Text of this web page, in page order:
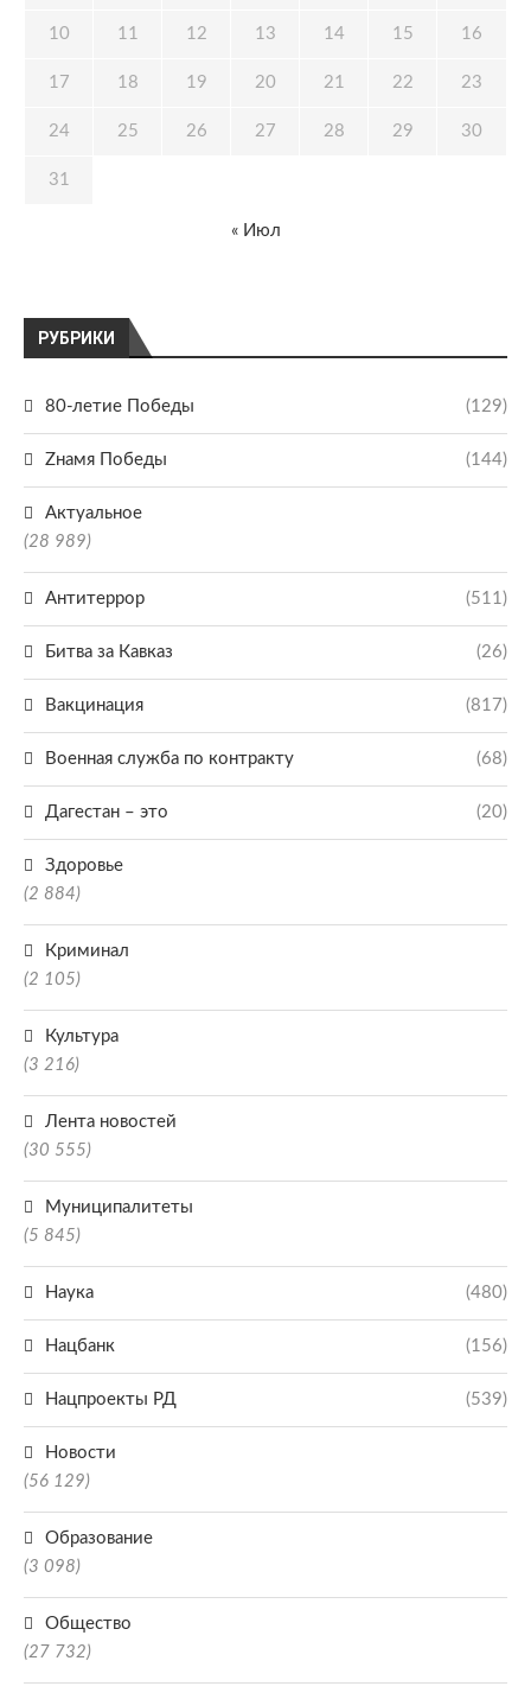
РУБРИКИ
80-летие Победы (129)
Zнамя Победы (144)
Актуальное
(28 989)
Антитеррор (511)
Битва за Кавказ (26)
Вакцинация (817)
Военная служба по контракту (68)
Дагестан – это (20)
Здоровье
(2 884)
Криминал
(2 105)
Культура
(3 216)
Лента новостей
(30 555)
Муниципалитеты
(5 845)
Наука (480)
Нацбанк (156)
Нацпроекты РД (539)
Новости
(56 129)
Образование
(3 098)
Общество
(27 732)
10 11 12 13 14 15 16
17 18 19 20 21 22 23
24 25 26 27 28 29 30
31
« Июл